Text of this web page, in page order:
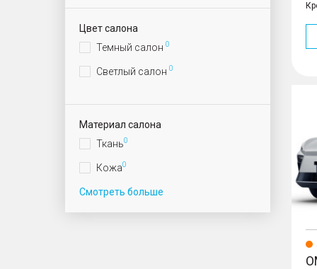
Цвет салона
Темный салон 0
Светлый салон 0
Материал салона
Ткань0
Кожа0
Смотреть больше